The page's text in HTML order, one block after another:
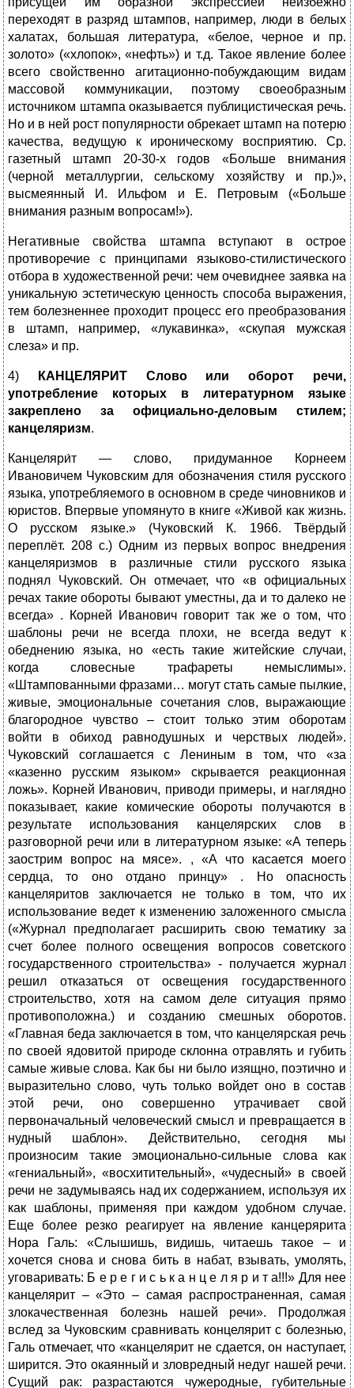
переходят в разряд штампов, например, люди в белых
халатах, большая литература, «белое, черное и пр.
золото» («хлопок», «нефть») и т.д. Такое явление более
всего свойственно агитационно-побуждающим видам
массовой коммуникации, поэтому своеобразным
источником штампа оказывается публицистическая речь.
Но и в ней рост популярности обрекает штамп на потерю
качества, ведущую к ироническому восприятию. Ср.
газетный штамп 20-30-х годов «Больше внимания
(черной металлургии, сельскому хозяйству и пр.)»,
высмеянный И. Ильфом и Е. Петровым («Больше
внимания разным вопросам!»).
Негативные свойства штампа вступают в острое
противоречие с принципами языково-стилистического
отбора в художественной речи: чем очевиднее заявка на
уникальную эстетическую ценность способа выражения,
тем болезненнее проходит процесс его преобразования
в штамп, например, «лукавинка», «скупая мужская
слеза» и пр.
4) КАНЦЕЛЯРИТ Слово или оборот речи,
употребление которых в литературном языке
закреплено за официально-деловым стилем;
канцеляризм.
Канцеляри́т — слово, придуманное Корнеем
Ивановичем Чуковским для обозначения стиля русского
языка, употребляемого в основном в среде чиновников и
юристов. Впервые упомянуто в книге «Живой как жизнь.
О русском языке.» (Чуковский К. 1966. Твёрдый
переплёт. 208 с.) Одним из первых вопрос внедрения
канцеляризмов в различные стили русского языка
поднял Чуковский. Он отмечает, что «в официальных
речах такие обороты бывают уместны, да и то далеко не
всегда» . Корней Иванович говорит так же о том, что
шаблоны речи не всегда плохи, не всегда ведут к
обеднению языка, но «есть такие житейские случаи,
когда словесные трафареты немыслимы».
«Штампованными фразами… могут стать самые пылкие,
живые, эмоциональные сочетания слов, выражающие
благородное чувство – стоит только этим оборотам
войти в обиход равнодушных и черствых людей».
Чуковский соглашается с Лениным в том, что «за
«казенно русским языком» скрывается реакционная
ложь». Корней Иванович, приводи примеры, и наглядно
показывает, какие комические обороты получаются в
результате использования канцелярских слов в
разговорной речи или в литературном языке: «А теперь
заострим вопрос на мясе». , «А что касается моего
сердца, то оно отдано принцу» . Но опасность
канцеляритов заключается не только в том, что их
использование ведет к изменению заложенного смысла
(«Журнал предполагает расширить свою тематику за
счет более полного освещения вопросов советского
государственного строительства» - получается журнал
решил отказаться от освещения государственного
строительство, хотя на самом деле ситуация прямо
противоположна.) и созданию смешных оборотов.
«Главная беда заключается в том, что канцелярская речь
по своей ядовитой природе склонна отравлять и губить
самые живые слова. Как бы ни было изящно, поэтично и
выразительно слово, чуть только войдет оно в состав
этой речи, оно совершенно утрачивает свой
первоначальный человеческий смысл и превращается в
нудный шаблон». Действительно, сегодня мы
произносим такие эмоционально-сильные слова как
«гениальный», «восхитительный», «чудесный» в своей
речи не задумываясь над их содержанием, используя их
как шаблоны, применяя при каждом удобном случае.
Еще более резко реагирует на явление канцерярита
Нора Галь: «Слышишь, видишь, читаешь такое – и
хочется снова и снова бить в набат, взывать, умолять,
уговаривать: Б е р е г и с ь к а н ц е л я р и т а!!!» Для нее
канцелярит – «Это – самая распространенная, самая
злокачественная болезнь нашей речи». Продолжая
вслед за Чуковским сравнивать концелярит с болезнью,
Галь отмечает, что «канцелярит не сдается, он наступает,
ширится. Это окаянный и зловредный недуг нашей речи.
Сущий рак: разрастаются чужеродные, губительные